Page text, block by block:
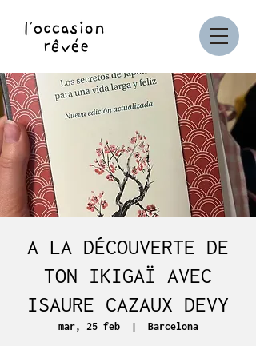
A LA DÉCOUVERTE DE
TON IKIGAÏ AVEC
ISAURE CAZAUX DEVY
mar, 25 feb
  |
Barcelona